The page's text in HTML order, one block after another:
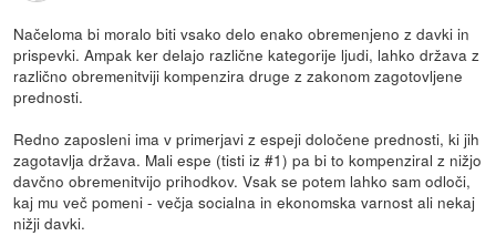
Načeloma bi moralo biti vsako delo enako obremenjeno z davki in
prispevki. Ampak ker delajo različne kategorije ljudi, lahko država z
različno obremenitviji kompenzira druge z zakonom zagotovljene
prednosti.
Redno zaposleni ima v primerjavi z espeji določene prednosti, ki jih
zagotavlja država. Mali espe (tisti iz #1) pa bi to kompenziral z nižjo
davčno obremenitvijo prihodkov. Vsak se potem lahko sam odloči,
kaj mu več pomeni - večja socialna in ekonomska varnost ali nekaj
nižji davki.